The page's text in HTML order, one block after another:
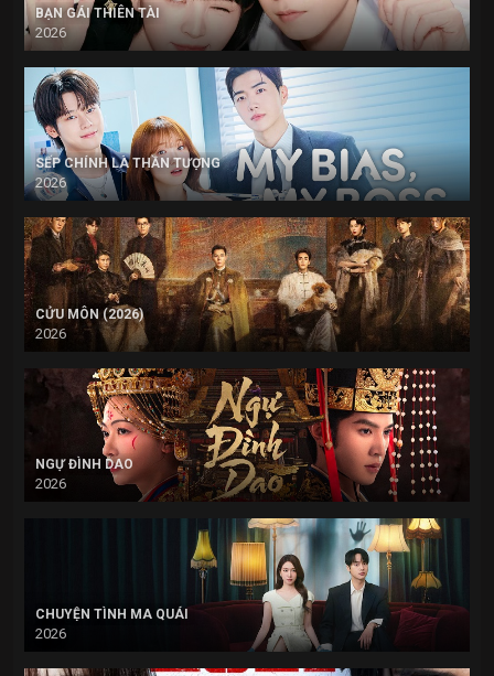
BẠN GÁI THIÊN TÀI
2026
SẾP CHÍNH LÀ THẦN TƯỢNG
2026
CỬU MÔN (2026)
2026
NGỰ ĐÌNH DAO
2026
CHUYỆN TÌNH MA QUÁI
2026